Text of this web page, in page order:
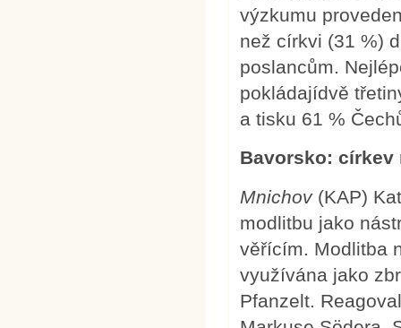
výzkumu
než církvi (31 %)
poslancům.
pokládajídvě
a tisku 61 %
Bavorsko: církev
Mnichov (KAP)
modlitbu jako
věřícím. Modlitba
využívána jako
Pfanzelt.